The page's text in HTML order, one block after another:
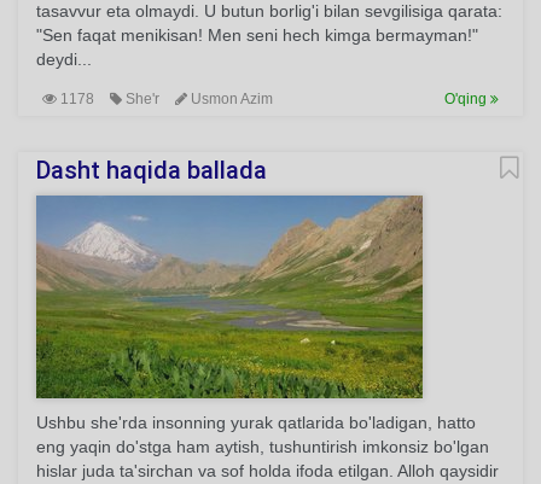
tasavvur eta olmaydi. U butun borlig'i bilan sevgilisiga qarata:
"Sen faqat menikisan! Men seni hech kimga bermayman!"
deydi...
1178 She'r Usmon Azim O'qing
Dasht haqida ballada
Ushbu she'rda insonning yurak qatlarida bo'ladigan, hatto
eng yaqin do'stga ham aytish, tushuntirish imkonsiz bo'lgan
hislar juda ta'sirchan va sof holda ifoda etilgan. Alloh qaysidir